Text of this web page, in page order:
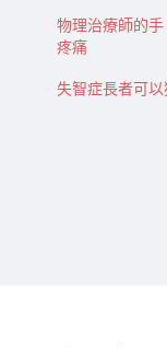
物理治療師的
疼痛
失智症長者可以